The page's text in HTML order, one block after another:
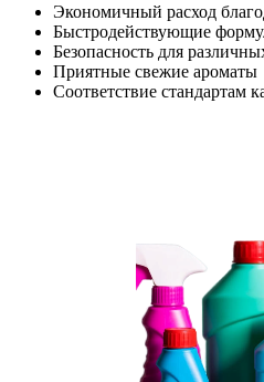
Экономичный расход
Быстродействующие
Безопасность для
Приятные свежие ароматы
Соответствие стандартам